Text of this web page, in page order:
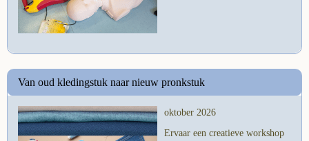
Van oud kledingstuk naar nieuw pronkstuk
oktober 2026
Ervaar een creatieve workshop